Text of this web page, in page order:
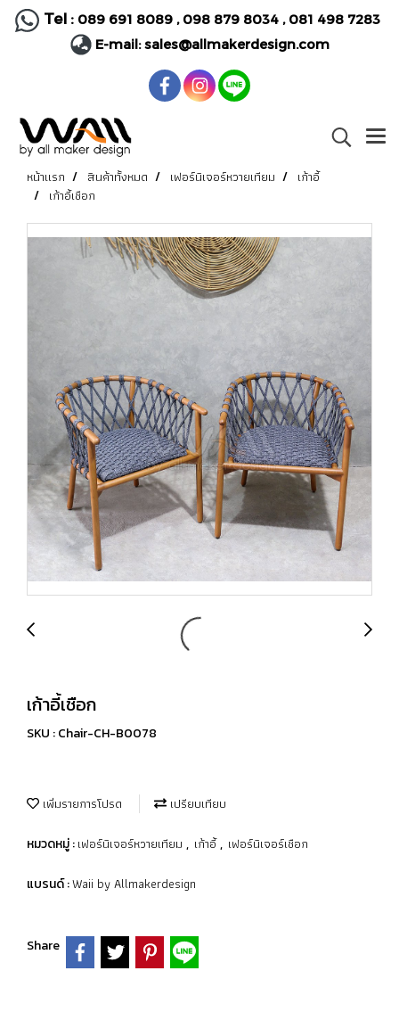
Tel : 089 691 8089, 098 879 8034 , 081 498 7283
E-mail:sales@allmakerdesign.com
หน้าแรก สินค้าทั้งหมด เฟอร์นิเจอร์หวายเทียม
เก้าอี้
เก้าอี้เชือก
เก้าอี้เชือก
SKU : Chair-CH-B0078
เพิ่มรายการโปรด เปรียบเทียบ
หมวดหมู่ :เฟอร์นิเจอร์หวายเทียม , เก้าอี้, เฟอร์นิเจอร์เชือก
แบรนด์ :Waii by Allmakerdesign
Share